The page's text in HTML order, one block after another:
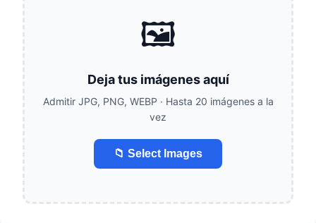
🖼️
Deja tus imágenes aquí
Admitir JPG, PNG, WEBP · Hasta 20 imágenes a la
vez
📁 Select Images